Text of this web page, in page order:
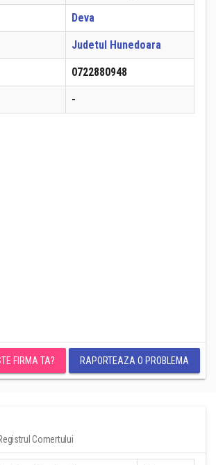
Deva
Judetul Hunedoara
0722880948
-
FIRMA TA? RAPORTEAZA O PROBLEMA
Comertului